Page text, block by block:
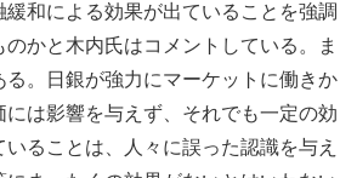
和による効果が出ていることを強調
かと木内氏はコメントしている。ま
る。日銀が強力にマーケットに働きか
には影響を与えず、それでも一定の効
ることは、人々に誤った認識を与え